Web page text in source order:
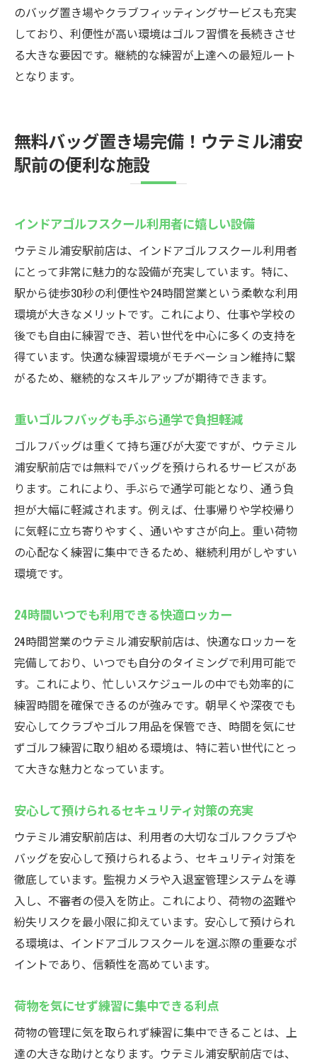
のバッグ置き場やクラブフィッティングサービスも充実
しており、利便性が高い環境はゴルフ習慣を長続きさせ
る大きな要因です。継続的な練習が上達への最短ルート
となります。
無料バッグ置き場完備！ウテミル浦安
駅前の便利な施設
インドアゴルフスクール利用者に嬉しい設備
ウテミル浦安駅前店は、インドアゴルフスクール利用者
にとって非常に魅力的な設備が充実しています。特に、
駅から徒歩30秒の利便性や24時間営業という柔軟な利用
環境が大きなメリットです。これにより、仕事や学校の
後でも自由に練習でき、若い世代を中心に多くの支持を
得ています。快適な練習環境がモチベーション維持に繋
がるため、継続的なスキルアップが期待できます。
重いゴルフバッグも手ぶら通学で負担軽減
ゴルフバッグは重くて持ち運びが大変ですが、ウテミル
浦安駅前店では無料でバッグを預けられるサービスがあ
ります。これにより、手ぶらで通学可能となり、通う負
担が大幅に軽減されます。例えば、仕事帰りや学校帰り
に気軽に立ち寄りやすく、通いやすさが向上。重い荷物
の心配なく練習に集中できるため、継続利用がしやすい
環境です。
24時間いつでも利用できる快適ロッカー
24時間営業のウテミル浦安駅前店は、快適なロッカーを
完備しており、いつでも自分のタイミングで利用可能で
す。これにより、忙しいスケジュールの中でも効率的に
練習時間を確保できるのが強みです。朝早くや深夜でも
安心してクラブやゴルフ用品を保管でき、時間を気にせ
ずゴルフ練習に取り組める環境は、特に若い世代にとっ
て大きな魅力となっています。
安心して預けられるセキュリティ対策の充実
ウテミル浦安駅前店は、利用者の大切なゴルフクラブや
バッグを安心して預けられるよう、セキュリティ対策を
徹底しています。監視カメラや入退室管理システムを導
入し、不審者の侵入を防止。これにより、荷物の盗難や
紛失リスクを最小限に抑えています。安心して預けられ
る環境は、インドアゴルフスクールを選ぶ際の重要なポ
イントであり、信頼性を高めています。
荷物を気にせず練習に集中できる利点
荷物の管理に気を取られず練習に集中できることは、上
達の大きな助けとなります。ウテミル浦安駅前店では、